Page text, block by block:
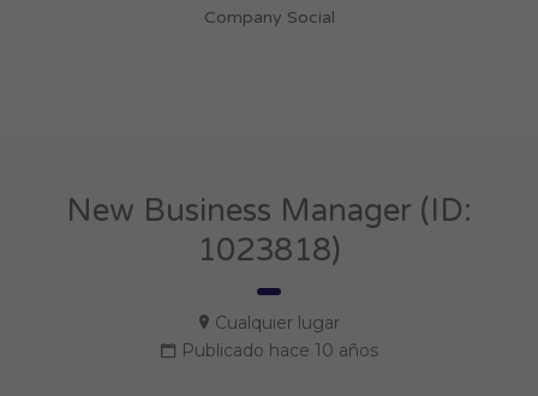
Company Social
New Business Manager (ID:
1023818)
Cualquier lugar
Publicado hace 10 años